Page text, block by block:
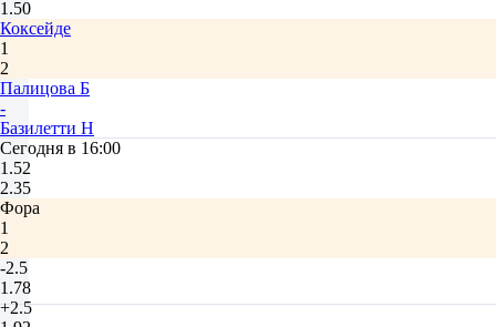
1.50
Коксейде
1
2
Палицова Б
-
Базилетти Н
Сегодня в 16:00
1.52
2.35
Фора
1
2
-2.5
1.78
+2.5